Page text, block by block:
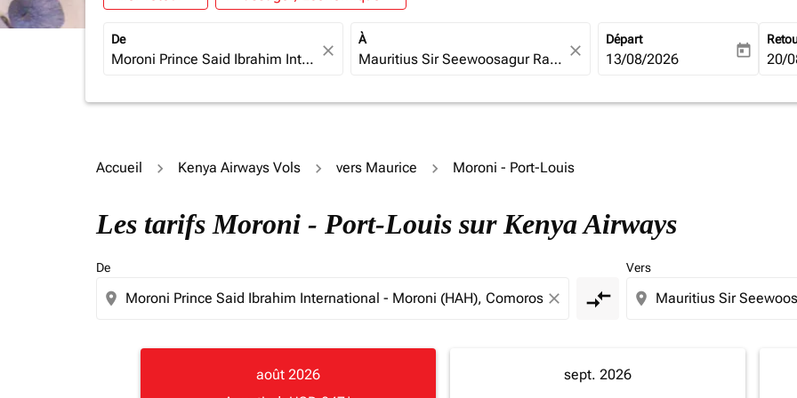
De
close
À
close
Départ
fc-booking-departure-date-
13/08/2026 today fc-
20/
Accueil Kenya Airways Vols vers Maurice Moroni - Port-Louis
Les tarifs Moroni - Port-Louis sur Kenya Airways
De
location_on close compare_arrows
Vers
location_on
août 2026
sept. 2026